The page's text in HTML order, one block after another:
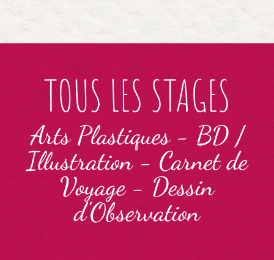
TOUS LES STAGES
Arts Plastiques- BD /
Illustration- Carnet de
Voyage- Dessin
d'Observation